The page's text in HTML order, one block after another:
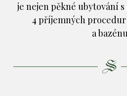
je nejen pěkné ubytování
4 příjemných procedur
a